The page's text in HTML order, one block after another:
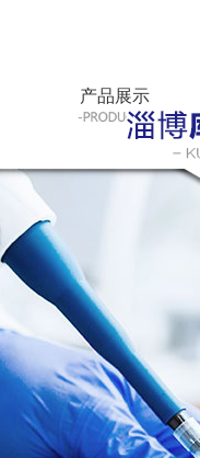
产品展示